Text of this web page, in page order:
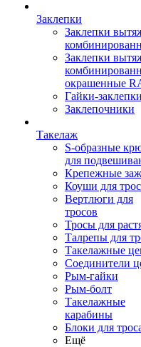
Заклепки
Заклепки
Заклепки
окрашенные
Гайки-заклепки
Заклепочники
Такелаж
S-образные
для
Крепежные
Коуши для
Вертлюги для
тросов
Тросы для
Талрепы для
Такелажные
Соединители
Рым-гайки
Рым-болт
Такелажные
карабины
Блоки для
Ещё